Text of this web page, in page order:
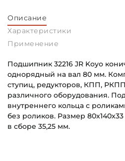
Описание
Характеристики
Применение
Подшипник 32216 JR Koyo
однорядный на вал 80 мм.
ступиц, редукторов, КПП,
различного оборудования.
внутреннего кольца с
без роликов. Размер
в сборе 35,25 мм.